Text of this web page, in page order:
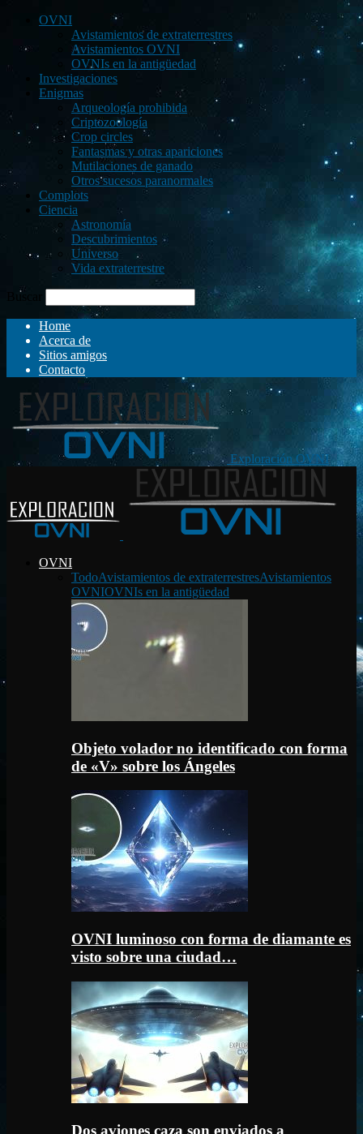
OVNI
Avistamientos de extraterrestres
Avistamientos OVNI
OVNIs en la antigüedad
Investigaciones
Enigmas
Arqueología prohibida
Criptozoología
Crop circles
Fantasmas y otras apariciones
Mutilaciones de ganado
Otros sucesos paranormales
Complots
Ciencia
Astronomía
Descubrimientos
Universo
Vida extraterrestre
Buscar
Home
Acerca de
Sitios amigos
Contacto
Exploración OVNI
OVNI
TodoAvistamientos de extraterrestresAvistamientos
OVNIOVNIs en la antigüedad
Objeto volador no identificado con forma
de «V» sobre los Ángeles
OVNI luminoso con forma de diamante es
visto sobre una ciudad…
Dos aviones caza son enviados a